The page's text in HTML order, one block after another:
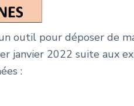
outil pour déposer de
janvier 2022 suite aux
: